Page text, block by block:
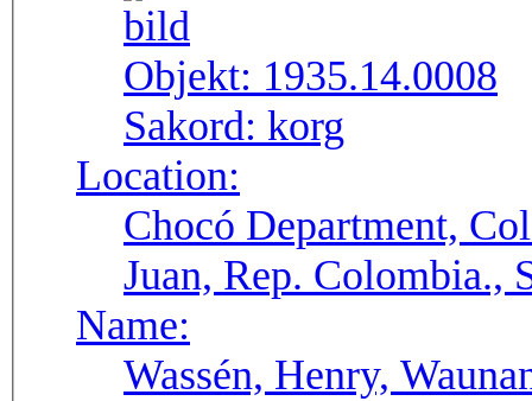
Objekt: 1935.14.0008
Sakord: korg
Location:
Chocó Department,
Juan, Rep. Colombia.,
Name:
Wassén, Henry,